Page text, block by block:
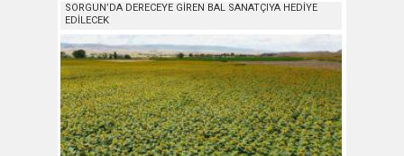
SORGUN’DA DERECEYE GİREN BAL SANATÇIYA HEDİYE
EDİLECEK